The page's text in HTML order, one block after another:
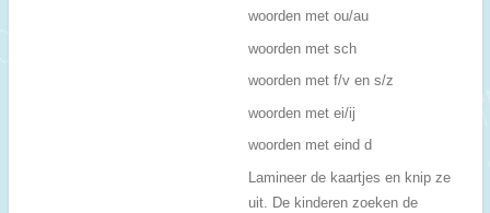
woorden met ou/au
woorden met sch
woorden met f/v en s/z
woorden met ei/ij
woorden met eind d
Lamineer de kaartjes en knip ze
uit. De kinderen zoeken de